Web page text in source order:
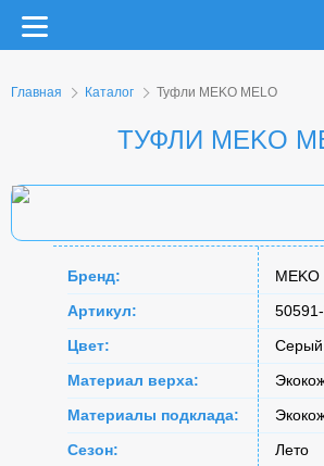
Главная Каталог Туфли MEKO MELO
ТУФЛИ MEKO
Бренд:
Артикул:
Цвет:
Серый
Материал верха:
Материалы подклада:
Сезон:
Лето